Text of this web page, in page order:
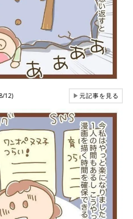
12) ▶元記事を見る